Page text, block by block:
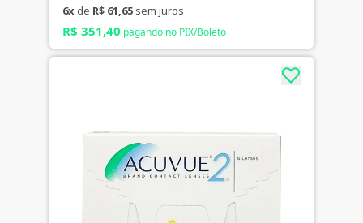
6xde R$ 61,65sem juros
R$ 351,40 pagando no PIX/Boleto